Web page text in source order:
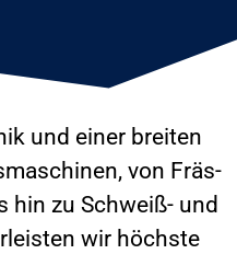
und einer breiten
von Fräs-
hin zu Schweiß- und
wir höchste